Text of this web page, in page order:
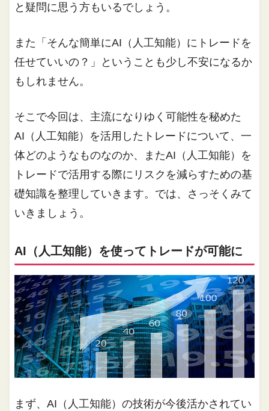
と疑問に思う方もいるでしょう。
また「そんな簡単にAI（人工知能）にトレードを
任せていいの？」ということも少し不安になるか
もしれません。
そこで今回は、主流になりゆく可能性を秘めた
AI（人工知能）を活用したトレードについて、一
体どのようなものなのか、またAI（人工知能）を
トレードで活用する際にリスクを減らすための基
礎知識を整理していきます。では、さっそくみて
いきましょう。
AI（人工知能）を使ってトレードが可能に
まず、AI（人工知能）の技術が今後活かされてい